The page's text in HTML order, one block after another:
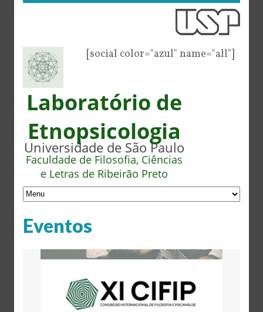
[social color="azul" name="all"]
Laboratório de
Etnopsicologia
Universidade de São Paulo
Faculdade de Filosofia, Ciências
e Letras de Ribeirão Preto
Eventos